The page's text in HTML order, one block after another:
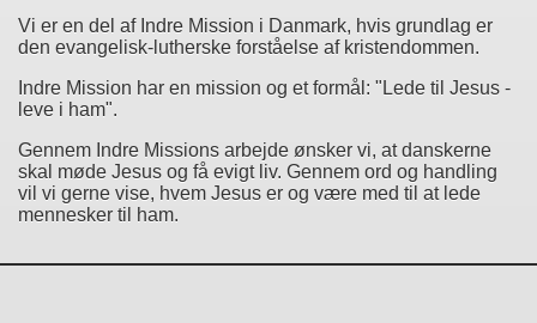
Vi er en del af Indre Mission i Danmark, hvis grundlag er
den evangelisk-lutherske forståelse af kristendommen.
Indre Mission har en mission og et formål: "Lede til Jesus -
leve i ham".
Gennem Indre Missions arbejde ønsker vi, at danskerne
skal møde Jesus og få evigt liv. Gennem ord og handling
vil vi gerne vise, hvem Jesus er og være med til at lede
mennesker til ham.